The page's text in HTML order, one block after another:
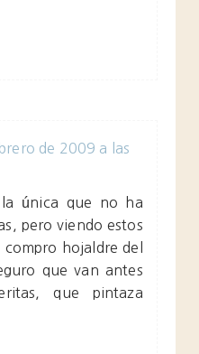
de 2009 a las
la única que no ha
pero viendo estos
compro hojaldre del
que van antes
que pintaza